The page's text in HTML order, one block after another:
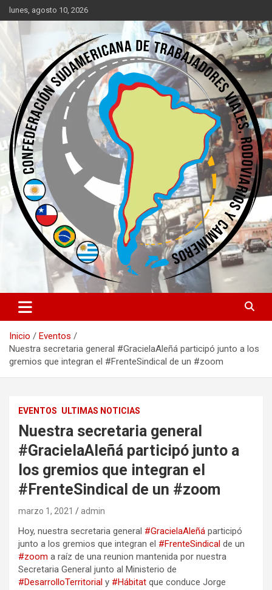
Saltar
al
contenido
lunes, agosto 10, 2026
Inicio
Eventos
Nuestra secretaria general #GracielaAleñá participó junto a los
gremios que integran el #FrenteSindical de un #zoom
EVENTOS ULTIMAS NOTICIAS
Nuestra secretaria general
#GracielaAleñá participó junto a
los gremios que integran el
#FrenteSindical de un #zoom
marzo 1, 2021 admin
Hoy, nuestra secretaria general #GracielaAleñá participó
junto a los gremios que integran el #FrenteSindical de un
#zoom a raíz de una reunion mantenida por nuestra
Secretaria General junto al Ministerio de
#DesarrolloTerritorial y #Hábitat que conduce Jorge